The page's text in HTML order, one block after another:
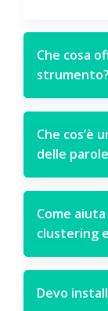
Che cosa
strumento?
Che cos’è
delle
Come
clustering
Devo